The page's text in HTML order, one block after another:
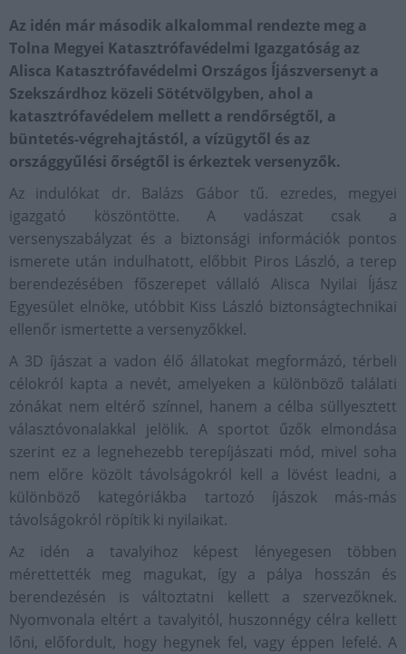
Az idén már második alkalommal rendezte meg a
Tolna Megyei Katasztrófavédelmi Igazgatóság az
Alisca Katasztrófavédelmi Országos Íjászversenyt a
Szekszárdhoz közeli Sötétvölgyben, ahol a
katasztrófavédelem mellett a rendőrségtől, a
büntetés-végrehajtástól, a vízügytől és az
országgyűlési őrségtől is érkeztek versenyzők.
Az indulókat dr. Balázs Gábor
tű. ezredes, megyei
igazgató köszöntötte. A vadászat csak a
versenyszabályzat és a biztonsági információk pontos
ismerete után indulhatott, előbbit Piros László, a terep
berendezésében főszerepet vállaló Alisca Nyilai Íjász
Egyesület elnöke, utóbbit Kiss László biztonságtechnikai
ellenőr ismertette a versenyzőkkel.
A 3D íjászat a vadon élő állatokat megformázó, térbeli
célokról kapta a nevét, amelyeken a különböző találati
zónákat nem eltérő színnel, hanem a célba süllyesztett
választóvonalakkal jelölik. A sportot űzők elmondása
szerint ez a legnehezebb terepíjászati mód, mivel soha
nem előre közölt távolságokról kell a lövést leadni, a
különböző kategóriákba tartozó íjászok más-más
távolságokról röpítik ki nyilaikat.
Az idén a tavalyihoz képest lényegesen többen
mérettették meg magukat, így a pálya hosszán és
berendezésén is változtatni kellett a szervezőknek.
Nyomvonala eltért a tavalyitól, huszonnégy célra kellett
lőni, előfordult, hogy hegynek fel, vagy éppen lefelé. A